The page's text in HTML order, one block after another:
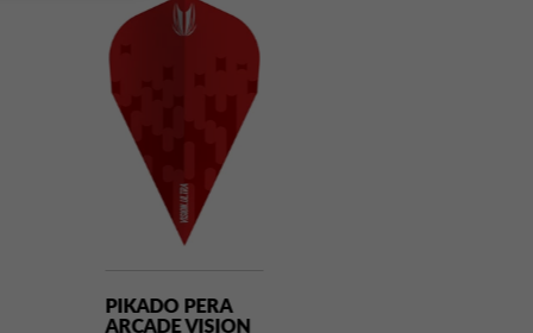
PIKADO PERA
ARCADE VISION